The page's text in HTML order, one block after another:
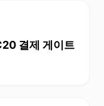
결제 게이트